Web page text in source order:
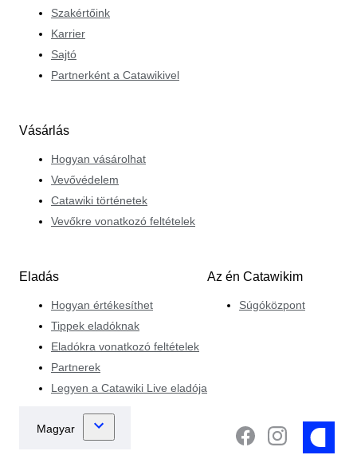
Szakértőink
Karrier
Sajtó
Partnerként a Catawikivel
Vásárlás
Hogyan vásárolhat
Vevővédelem
Catawiki történetek
Vevőkre vonatkozó feltételek
Eladás
Hogyan értékesíthet
Tippek eladóknak
Eladókra vonatkozó feltételek
Partnerek
Legyen a Catawiki Live eladója
Az én Catawikim
Súgóközpont